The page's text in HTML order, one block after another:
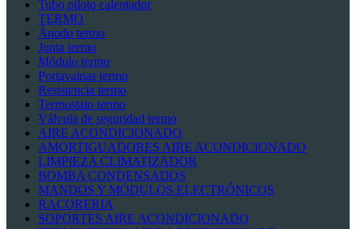
Tubo piloto calentador
TERMO
Ánodo termo
Junta termo
Módulo termo
Portavainas termo
Resistencia termo
Termostato termo
Válvula de seguridad termo
AIRE ACONDICIONADO
AMORTIGUADORES AIRE ACONDICIONADO
LIMPIEZA CLIMATIZADOR
BOMBA CONDENSADOS
MANDOS Y MÓDULOS ELECTRÓNICOS
RACORERIA
SOPORTES AIRE ACONDICIONADO